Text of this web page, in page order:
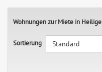
Wohnungen zur Miete in
Sortierung
Standard